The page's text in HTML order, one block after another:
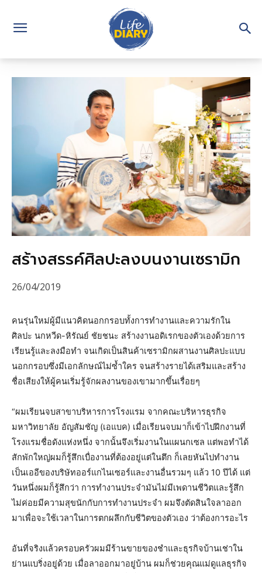
สร้างสรรค์ศิลปะลงบนงานเซรามิก
26/04/2019
คนรุ่นใหม่ผู้มีแนวคิดนอกกรอบทั้งการทำงานและความรักใน
ศิลปะ นกหวีด-หิรัณย์ ชัยชนะ สร้างงานอดิเรกของตัวเองด้วยการ
เรียนรู้และลงมือทำ จนเกิดเป็นสินค้าเซรามิกผสานงานศิลปะแบบ
นอกกรอบซึ่งมีเอกลักษณ์ไม่ซ้ำใคร จนสร้างรายได้เสริมและสร้าง
ชื่อเสียงให้ผู้คนเริ่มรู้จักผลงานของเขามากขึ้นเรื่อยๆ
“ผมเรียนจบสาขาบริหารการโรงแรม จากคณะบริหารธุรกิจ
มหาวิทยาลัย อัญสัมชัญ (เอแบค) เมื่อเรียนจบมาก็เข้าไปฝึกงานที่
โรงแรมชื่อดังแห่งหนึ่ง จากนั้นจึงเริ่มงานในแผนกเซล แต่พอทำได้
สักพักใหญ่ผมก็รู้สึกเบื่องานที่ต้องอยู่แต่ในตึก ก็เลยหันไปทำงาน
เป็นเออีของบริษัทออร์แกไนเซอร์และงานอื่นรวมๆ แล้ว 10 ปีได้ แต่
วันหนึ่งผมก็รู้สึกว่า การทำงานประจำมันไม่มีเพดานชีวิตและรู้สึก
ไม่ค่อยมีความสุขนักกับการทำงานประจำ ผมจึงตัดสินใจลาออก
มาเพื่อจะใช้เวลาในการตกผลึกกับชีวิตของตัวเอง ว่าต้องการอะไร
อันที่จริงแล้วครอบครัวผมมีร้านขายของชำและธุรกิจบ้านเช่าใน
ย่านแบริ่งอยู่ด้วย เมื่อลาออกมาอยู่บ้าน ผมก็ช่วยคุณแม่ดูแลธุรกิจ